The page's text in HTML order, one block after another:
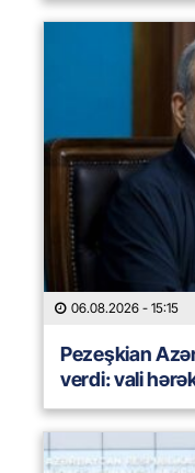
06.08.2026 - 15:15
Pezeşkian
verdi: vali